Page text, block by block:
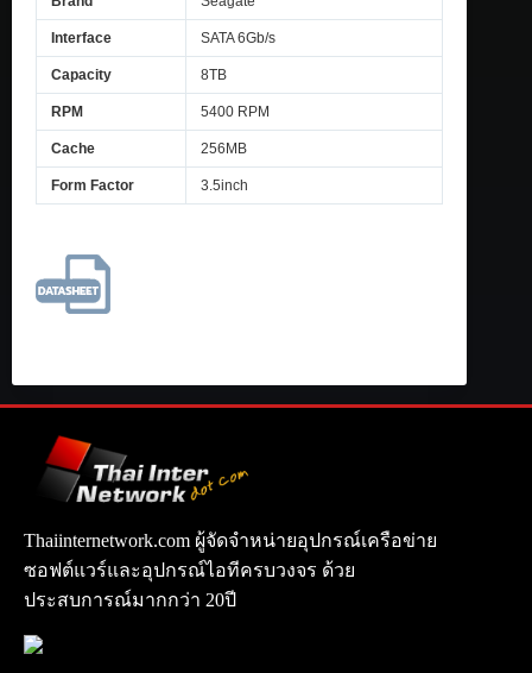
Interface SATA 6Gb/s
Capacity 8TB
RPM 5400 RPM
Cache 256MB
Form Factor 3.5inch
Thaiinternetwork.com ผู้จัดจำหน่ายอุปกรณ์เครือข่าย
ซอฟต์แวร์และอุปกรณ์ไอทีครบวงจร ด้วย
ประสบการณ์มากกว่า 20ปี